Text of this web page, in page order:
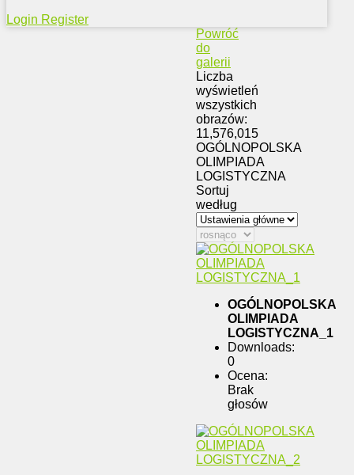
Login Register
Powróć
do
galerii
Liczba
wyświetleń
wszystkich
obrazów:
11,576,015
OGÓLNOPOLSKA
OLIMPIADA
LOGISTYCZNA
Sortuj
według
OGÓLNOPOLSKA
OLIMPIADA
LOGISTYCZNA_1
Downloads:
0
Ocena:
Brak
głosów